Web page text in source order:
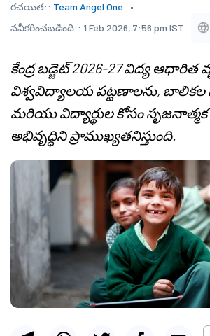
రచయిత:: Team Angel One
నవీకరించబడింది:: 1 Feb 2026, 7:56 pm IST
కేంద్ర బడ్జెట్ 2026-27 విద్య ఆధారిత
విశ్వవిద్యాలయ పట్టణాలను, బాలికల
మరియు విద్యార్థుల కోసం సృజనాత్మక
అభివృద్ధిని ప్రాముఖ్యతనిస్తుంది.